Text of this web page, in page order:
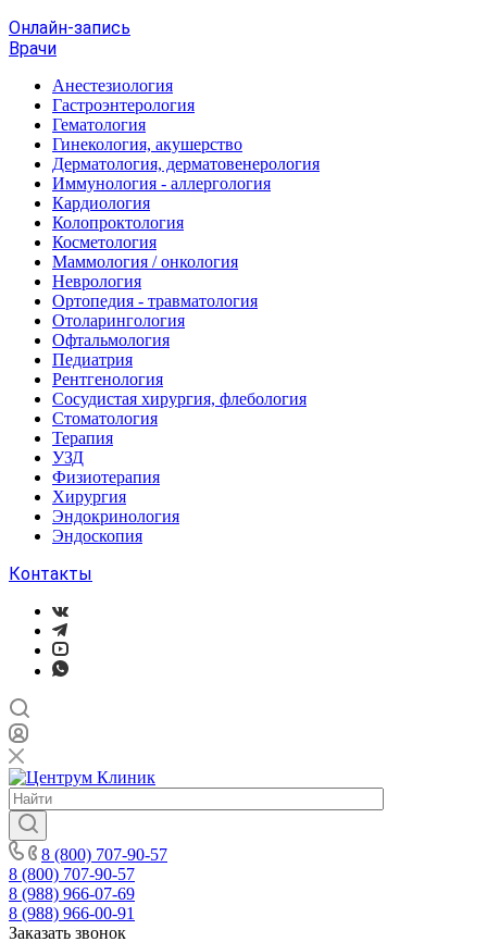
Онлайн-запись
Врачи
Анестезиология
Гастроэнтерология
Гематология
Гинекология, акушерство
Дерматология, дерматовенерология
Иммунология - аллергология
Кардиология
Колопроктология
Косметология
Маммология / онкология
Неврология
Ортопедия - травматология
Отоларингология
Офтальмология
Педиатрия
Рентгенология
Сосудистая хирургия, флебология
Стоматология
Терапия
УЗД
Физиотерапия
Хирургия
Эндокринология
Эндоскопия
Контакты
8 (800) 707-90-57
8 (800) 707-90-57
8 (988) 966-07-69
8 (988) 966-00-91
Заказать звонок